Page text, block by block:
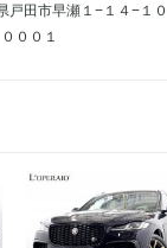
田市早瀬１−１４−１０
００１